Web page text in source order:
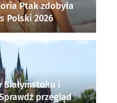
Ptak zdobyła
Polski 2026
Białymstoku i
przegląd